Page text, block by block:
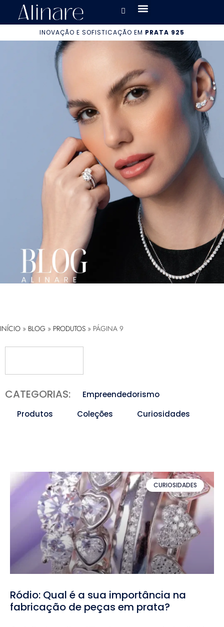
INOVAÇÃO E SOFISTICAÇÃO EM PRATA 925
INÍCIO » BLOG » PRODUTOS » PÁGINA 9
CATEGORIAS:
Empreendedorismo
Produtos
Coleções Curiosidades
CURIOSIDADES
Ródio: Qual é a sua importância na
fabricação de peças em prata?